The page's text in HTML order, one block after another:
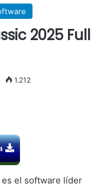
2025 Full
1.212
es el software líder